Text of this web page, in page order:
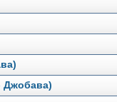
Джобава)